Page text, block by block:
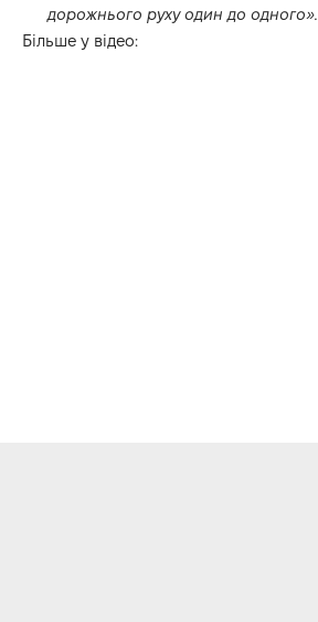
дорожнього руху один до одного».
Більше у відео: